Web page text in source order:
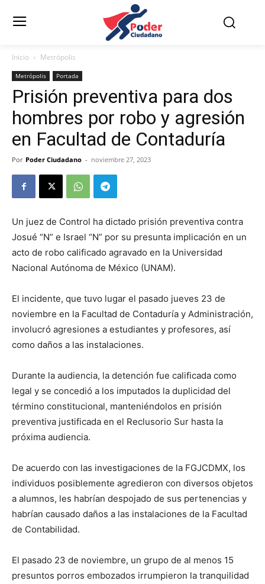
Inicio Metrópolis
Metrópolis Portada
Prisión preventiva para dos
hombres por robo y agresión
en Facultad de Contaduría
Por Poder Ciudadano - noviembre 27, 2023
Un juez de Control ha dictado prisión preventiva contra
Josué “N” e Israel “N” por su presunta implicación en un
acto de robo calificado agravado en la Universidad
Nacional Autónoma de México (UNAM).
El incidente, que tuvo lugar el pasado jueves 23 de
noviembre en la Facultad de Contaduría y Administración,
involucró agresiones a estudiantes y profesores, así
como daños a las instalaciones.
Durante la audiencia, la detención fue calificada como
legal y se concedió a los imputados la duplicidad del
término constitucional, manteniéndolos en prisión
preventiva justificada en el Reclusorio Sur hasta la
próxima audiencia.
De acuerdo con las investigaciones de la FGJCDMX, los
individuos posiblemente agredieron con diversos objetos
a alumnos, les habrían despojado de sus pertenencias y
habrían causado daños a las instalaciones de la Facultad
de Contabilidad.
El pasado 23 de noviembre, un grupo de al menos 15
presuntos porros embozados irrumpieron la tranquilidad